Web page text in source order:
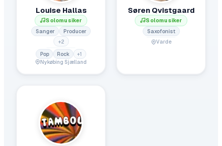
Louise Hallas
Solomusiker
Sanger
Producer
+2
Pop Rock +1
Nykøbing Sjælland
Søren Qvistgaard
Solomusiker
Saxofonist
Varde